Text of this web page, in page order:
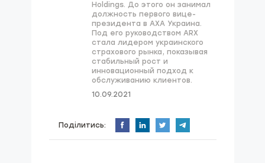
Holdings. До этого он занимал
должность первого вице-
президента в AXA Украина.
Под его руководством ARX
стала лидером украинского
страхового рынка, показывая
стабильный рост и
инновационный подход к
обслуживанию клиентов.
10.09.2021
Поділитись: